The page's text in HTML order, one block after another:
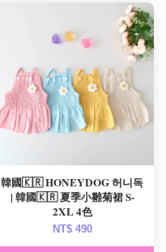
韓國🇰🇷 HONEYDOG 허니독
| 韓國🇰🇷 夏季小雛菊裙 S-
2XL 4色
NT$ 490